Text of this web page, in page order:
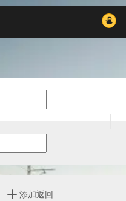
添加返回